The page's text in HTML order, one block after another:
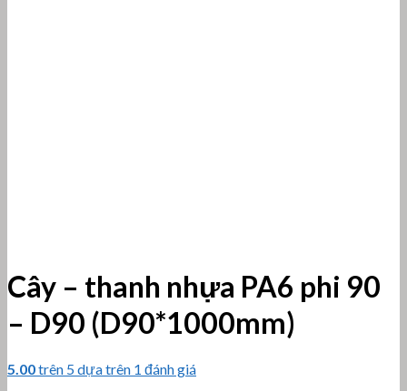
Cây – thanh nhựa PA6 phi 90
– D90 (D90*1000mm)
5.00trên 5 dựa trên 1 đánh giá